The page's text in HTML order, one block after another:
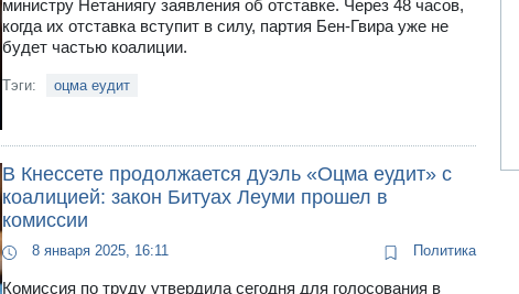
министру Нетаниягу заявления об отставке. Через 48 часов,
когда их отставка вступит в силу, партия Бен-Гвира уже не
будет частью коалиции.
Тэги: оцма еудит
В Кнессете продолжается дуэль «Оцма еудит» с
коалицией: закон Битуах Леуми прошел в
комиссии
8 января 2025, 16:11 Политика
Комиссия по труду утвердила сегодня для голосования в